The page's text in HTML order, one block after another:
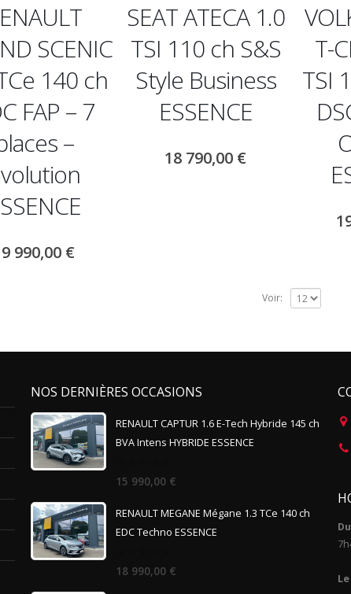
SCENIC
140 ch
FAP – 7
–
990,00 €
SEAT ATECA 1.0
TSI 110 ch S&S
Style Business
ESSENCE
18 790,00 €
T-
TSI
Voir:
NOS DERNIÈRES OCCASIONS
RENAULT CAPTUR 1.6 E-Tech Hybride 145 ch
BVA Intens HYBRIDE ESSENCE
0
out
15 990,00 €
RENAULT MEGANE Mégane 1.3 TCe 140 ch
EDC Techno ESSENCE
0
out
18 990,00 €